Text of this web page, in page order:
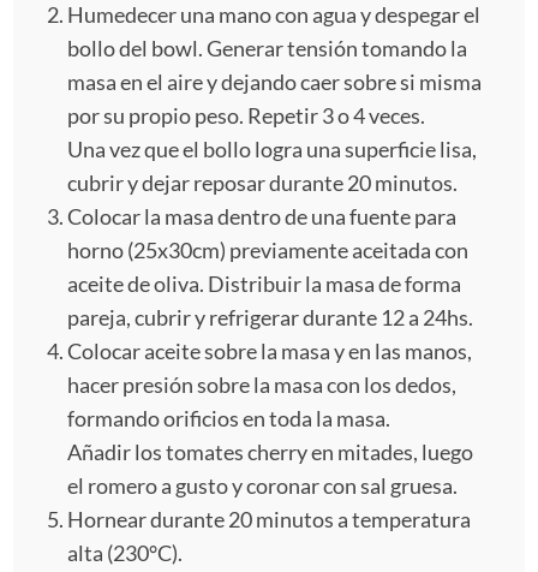
Humedecer una mano con agua y despegar el
bollo del bowl. Generar tensión tomando la
masa en el aire y dejando caer sobre si misma
por su propio peso. Repetir 3 o 4 veces.
Una vez que el bollo logra una superficie lisa,
cubrir y dejar reposar durante 20 minutos.
Colocar la masa dentro de una fuente para
horno (25x30cm) previamente aceitada con
aceite de oliva. Distribuir la masa de forma
pareja, cubrir y refrigerar durante 12 a 24hs.
Colocar aceite sobre la masa y en las manos,
hacer presión sobre la masa con los dedos,
formando orificios en toda la masa.
Añadir los tomates cherry en mitades, luego
el romero a gusto y coronar con sal gruesa.
Hornear durante 20 minutos a temperatura
alta (230°C).